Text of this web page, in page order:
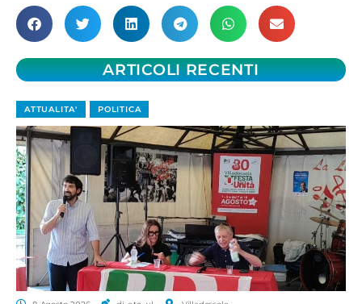
ARTICOLI RECENTI
ATTUALITA' POLITICA